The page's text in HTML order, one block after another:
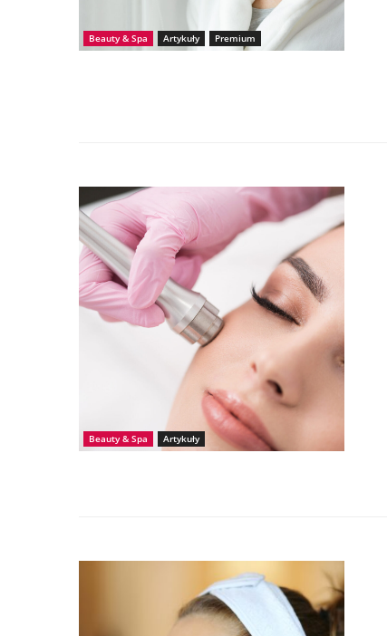
Beauty & Spa Artykuły Premium
Źródło: iStock_YakobchukOlena
Beauty & Spa Artykuły